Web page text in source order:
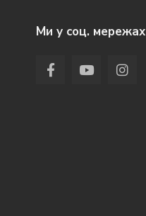
Ми у соц. мережах